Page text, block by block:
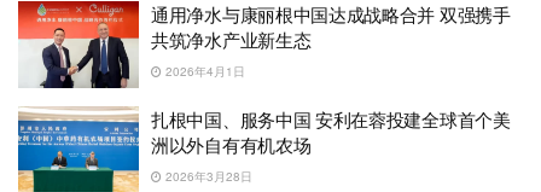
通用净水与康丽根中国达成战略合并 双强携手
共筑净水产业新生态
2026年4月1日
扎根中国、服务中国 安利在蓉投建全球首个美
洲以外自有有机农场
2026年3月28日